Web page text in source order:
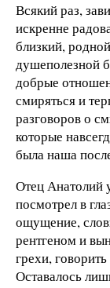
Всякий раз,
искренне
близкий,
душеполезной
добрые
смиряться и
разговоров о
которые
была наша
Отец Анатолий
посмотрел в
ощущение,
рентгеном и
грехи,
Оставалось